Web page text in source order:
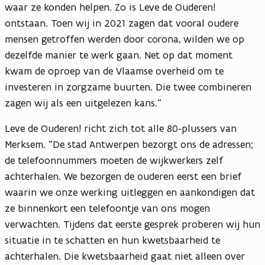
waar ze konden helpen. Zo is Leve de Ouderen!
ontstaan. Toen wij in 2021 zagen dat vooral oudere
mensen getroffen werden door corona, wilden we op
dezelfde manier te werk gaan. Net op dat moment
kwam de oproep van de Vlaamse overheid om te
investeren in zorgzame buurten. Die twee combineren
zagen wij als een uitgelezen kans.”
Leve de Ouderen! richt zich tot alle 80-plussers van
Merksem. “De stad Antwerpen bezorgt ons de adressen;
de telefoonnummers moeten de wijkwerkers zelf
achterhalen. We bezorgen de ouderen eerst een brief
waarin we onze werking uitleggen en aankondigen dat
ze binnenkort een telefoontje van ons mogen
verwachten. Tijdens dat eerste gesprek proberen wij hun
situatie in te schatten en hun kwetsbaarheid te
achterhalen. Die kwetsbaarheid gaat niet alleen over